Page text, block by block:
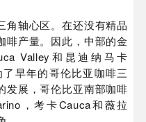
角轴心区。在还没有精品
啡产量。因此，中部的金
Valley和昆迪纳马卡
早年的哥伦比亚咖啡三
发展，哥伦比亚南部咖啡
，考卡Cauca和薇拉